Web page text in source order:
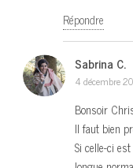
Répondre
Sabrina C.
4 décembre
Bonsoir
Il faut bien
Si celle-ci